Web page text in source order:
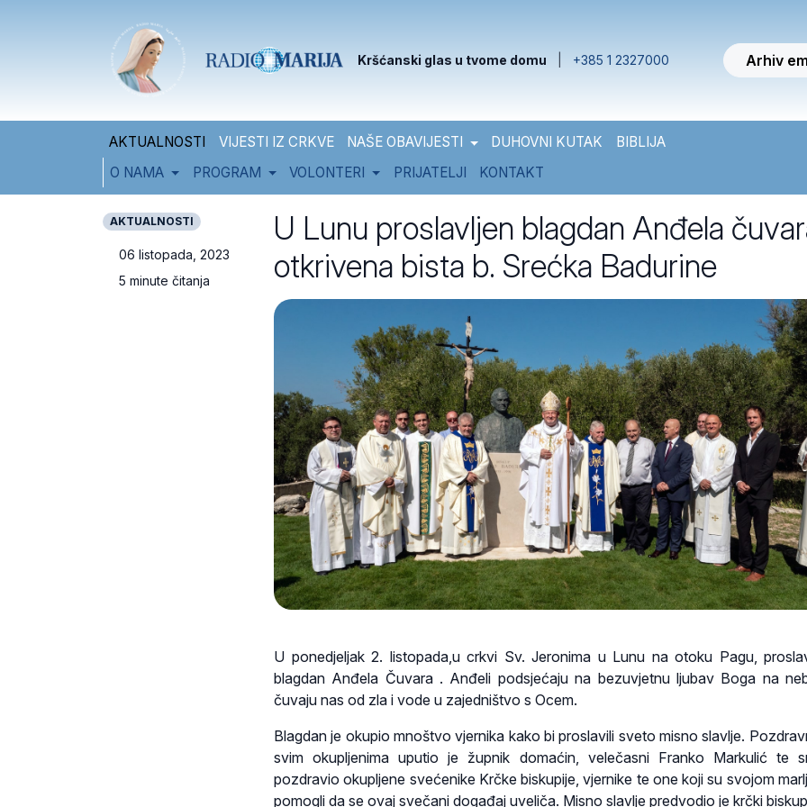
Kršćanski glas u tvome domu +385 1 2327000 Arhiv
AKTUALNOSTI VIJESTI IZ CRKVE NAŠE OBAVIJESTI DUHOVNI KUTAK
BIBLIJA
O NAMA
PROGRAM VOLONTERI PRIJATELJI KONTAKT
AKTUALNOSTI
06 listopada, 2023
5 minute čitanja
U Lunu proslavljen blagdan Anđela
otkrivena bista b. Srećka Badurine
U ponedjeljak 2. listopada,u crkvi Sv. Jeronima u Lunu na otoku Pagu,
blagdan Anđela Čuvara . Anđeli podsjećaju na bezuvjetnu ljubav Boga na
čuvaju nas od zla i vode u zajedništvo s Ocem.
Blagdan je okupio mnoštvo vjernika kako bi proslavili sveto misno slavlje.
svim okupljenima uputio je župnik domaćin, velečasni Franko Markulić te
pozdravio okupljene svećenike Krčke biskupije, vjernike te one koji su svojom
pomogli da se ovaj svečani događaj uveliča. Misno slavlje predvodio je krčki